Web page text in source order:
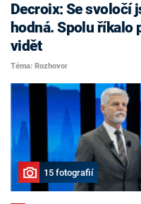
Decroix: Se svoločí
hodná. Spolu říkalo
vidět
Téma: Rozhovor
15 fotografií